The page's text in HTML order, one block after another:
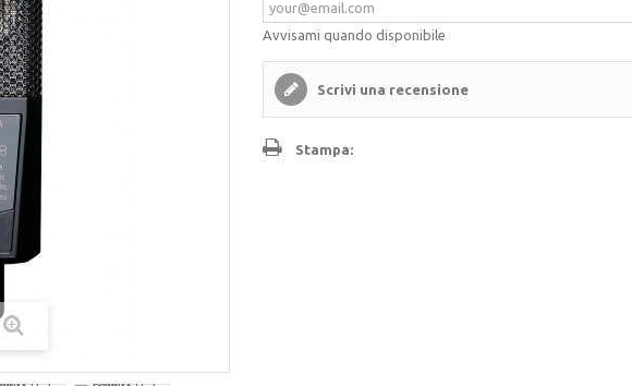
Avvisami quando disponibile
Scrivi una recensione
Stampa: